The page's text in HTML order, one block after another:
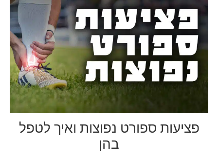
פציעות ספורט נפוצות ואיך לטפל
בהן